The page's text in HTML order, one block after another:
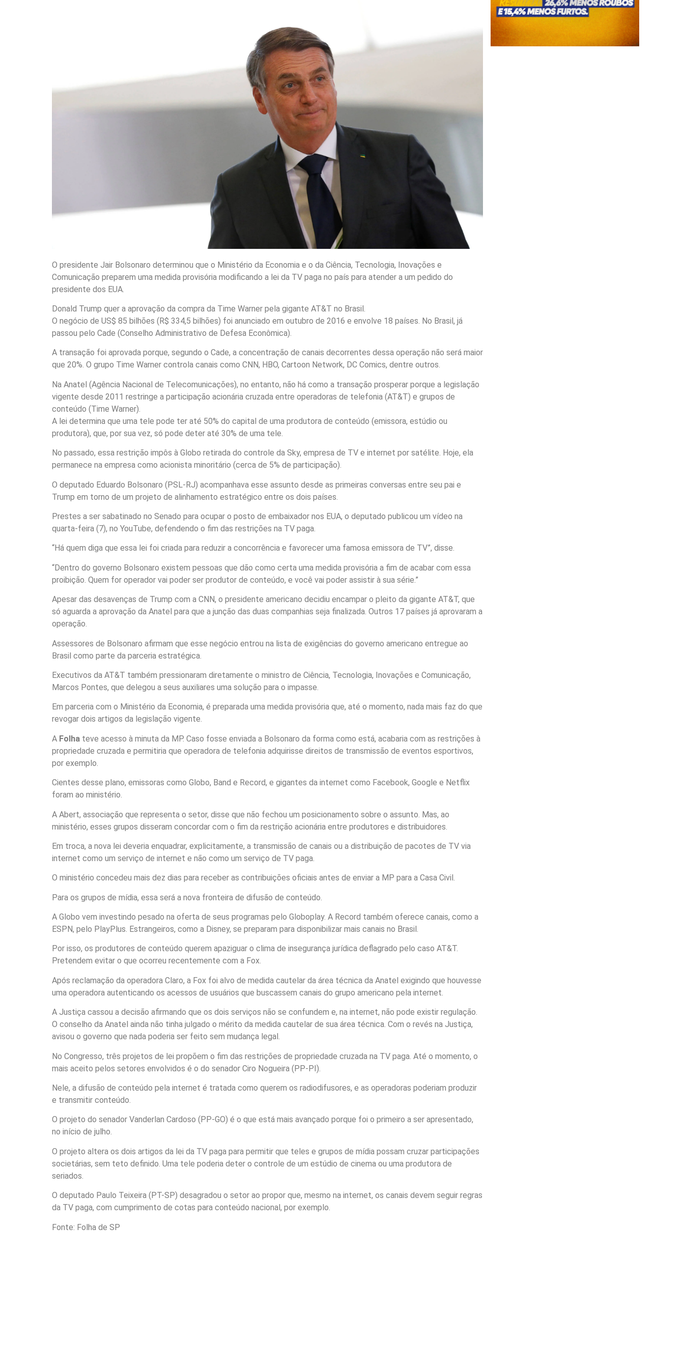
O presidente Jair Bolsonaro determinou que o Ministério da Economia e o da Ciência, Tecnologia, Inovações e
Comunicação preparem uma medida provisória modificando a lei da TV paga no país para atender a um pedido do
presidente dos EUA.
Donald Trump quer a aprovação da compra da Time Warner pela gigante AT&T no Brasil.
O negócio de US$ 85 bilhões (R$ 334,5 bilhões) foi anunciado em outubro de 2016 e envolve 18 países. No Brasil, já
passou pelo Cade (Conselho Administrativo de Defesa Econômica).
A transação foi aprovada porque, segundo o Cade, a concentração de canais decorrentes dessa operação não será maior
que 20%. O grupo Time Warner controla canais como CNN, HBO, Cartoon Network, DC Comics, dentre outros.
Na Anatel (Agência Nacional de Telecomunicações), no entanto, não há como a transação prosperar porque a legislação
vigente desde 2011 restringe a participação acionária cruzada entre operadoras de telefonia (AT&T) e grupos de
conteúdo (Time Warner).
A lei determina que uma tele pode ter até 50% do capital de uma produtora de conteúdo (emissora, estúdio ou
produtora), que, por sua vez, só pode deter até 30% de uma tele.
No passado, essa restrição impôs à Globo retirada do controle da Sky, empresa de TV e internet por satélite. Hoje, ela
permanece na empresa como acionista minoritário (cerca de 5% de participação).
O deputado Eduardo Bolsonaro (PSL-RJ) acompanhava esse assunto desde as primeiras conversas entre seu pai e
Trump em torno de um projeto de alinhamento estratégico entre os dois países.
Prestes a ser sabatinado no Senado para ocupar o posto de embaixador nos EUA, o deputado publicou um vídeo na
quarta-feira (7), no YouTube, defendendo o fim das restrições na TV paga.
“Há quem diga que essa lei foi criada para reduzir a concorrência e favorecer uma famosa emissora de TV”, disse.
“Dentro do governo Bolsonaro existem pessoas que dão como certa uma medida provisória a fim de acabar com essa
proibição. Quem for operador vai poder ser produtor de conteúdo, e você vai poder assistir à sua série.”
Apesar das desavenças de Trump com a CNN, o presidente americano decidiu encampar o pleito da gigante AT&T, que
só aguarda a aprovação da Anatel para que a junção das duas companhias seja finalizada. Outros 17 países já aprovaram a
operação.
Assessores de Bolsonaro afirmam que esse negócio entrou na lista de exigências do governo americano entregue ao
Brasil como parte da parceria estratégica.
Executivos da AT&T também pressionaram diretamente o ministro de Ciência, Tecnologia, Inovações e Comunicação,
Marcos Pontes, que delegou a seus auxiliares uma solução para o impasse.
Em parceria com o Ministério da Economia, é preparada uma medida provisória que, até o momento, nada mais faz do que
revogar dois artigos da legislação vigente.
A Folha teve acesso à minuta da MP. Caso fosse enviada a Bolsonaro da forma como está, acabaria com as restrições à
propriedade cruzada e permitiria que operadora de telefonia adquirisse direitos de transmissão de eventos esportivos,
por exemplo.
Cientes desse plano, emissoras como Globo, Band e Record, e gigantes da internet como Facebook, Google e Netflix
foram ao ministério.
A Abert, associação que representa o setor, disse que não fechou um posicionamento sobre o assunto. Mas, ao
ministério, esses grupos disseram concordar com o fim da restrição acionária entre produtores e distribuidores.
Em troca, a nova lei deveria enquadrar, explicitamente, a transmissão de canais ou a distribuição de pacotes de TV via
internet como um serviço de internet e não como um serviço de TV paga.
O ministério concedeu mais dez dias para receber as contribuições oficiais antes de enviar a MP para a Casa Civil.
Para os grupos de mídia, essa será a nova fronteira de difusão de conteúdo.
A Globo vem investindo pesado na oferta de seus programas pelo Globoplay. A Record também oferece canais, como a
ESPN, pelo PlayPlus. Estrangeiros, como a Disney, se preparam para disponibilizar mais canais no Brasil.
Por isso, os produtores de conteúdo querem apaziguar o clima de insegurança jurídica deflagrado pelo caso AT&T.
Pretendem evitar o que ocorreu recentemente com a Fox.
Após reclamação da operadora Claro, a Fox foi alvo de medida cautelar da área técnica da Anatel exigindo que houvesse
uma operadora autenticando os acessos de usuários que buscassem canais do grupo americano pela internet.
A Justiça cassou a decisão afirmando que os dois serviços não se confundem e, na internet, não pode existir regulação.
O conselho da Anatel ainda não tinha julgado o mérito da medida cautelar de sua área técnica. Com o revés na Justiça,
avisou o governo que nada poderia ser feito sem mudança legal.
No Congresso, três projetos de lei propõem o fim das restrições de propriedade cruzada na TV paga. Até o momento, o
mais aceito pelos setores envolvidos é o do senador Ciro Nogueira (PP-PI).
Nele, a difusão de conteúdo pela internet é tratada como querem os radiodifusores, e as operadoras poderiam produzir
e transmitir conteúdo.
O projeto do senador Vanderlan Cardoso (PP-GO) é o que está mais avançado porque foi o primeiro a ser apresentado,
no início de julho.
O projeto altera os dois artigos da lei da TV paga para permitir que teles e grupos de mídia possam cruzar participações
societárias, sem teto definido. Uma tele poderia deter o controle de um estúdio de cinema ou uma produtora de
seriados.
O deputado Paulo Teixeira (PT-SP) desagradou o setor ao propor que, mesmo na internet, os canais devem seguir regras
da TV paga, com cumprimento de cotas para conteúdo nacional, por exemplo.
Fonte: Folha de SP